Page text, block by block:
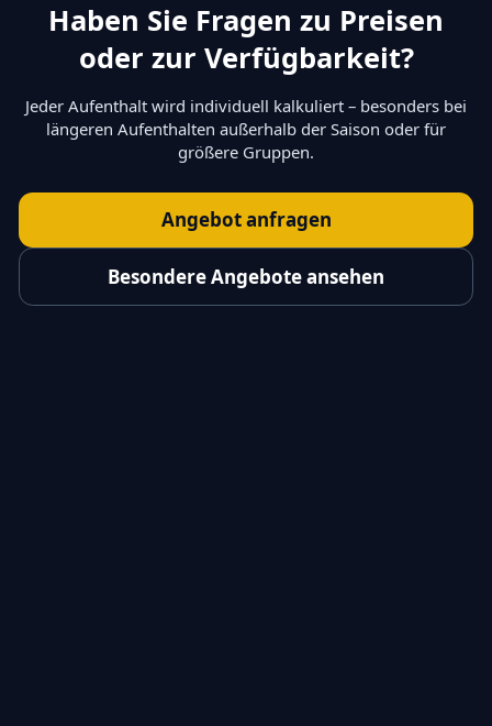
Haben Sie Fragen zu Preisen
oder zur Verfügbarkeit?
Jeder Aufenthalt wird individuell kalkuliert – besonders bei
längeren Aufenthalten außerhalb der Saison oder für
größere Gruppen.
Angebot anfragen
Besondere Angebote ansehen